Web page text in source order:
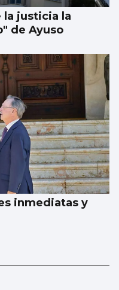
la justicia la
de Ayuso
inmediatas y